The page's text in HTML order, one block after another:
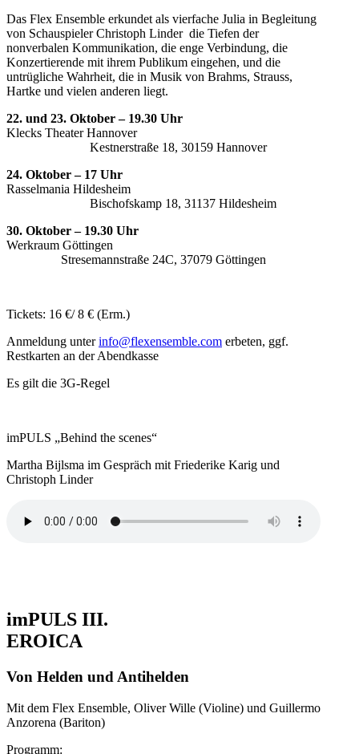
Das Flex Ensemble erkundet als vierfache Julia in Begleitung
von Schauspieler Christoph Linder die Tiefen der
nonverbalen Kommunikation, die enge Verbindung, die
Konzertierende mit ihrem Publikum eingehen, und die
untrügliche Wahrheit, die in Musik von Brahms, Strauss,
Hartke und vielen anderen liegt.
22. und 23. Oktober – 19.30 Uhr
Klecks Theater Hannover
Kestnerstraße 18, 30159 Hannover
24. Oktober – 17 Uhr
Rasselmania Hildesheim
Bischofskamp 18, 31137 Hildesheim
30. Oktober – 19.30 Uhr
Werkraum Göttingen
Stresemannstraße 24C, 37079 Göttingen
Tickets: 16 €/ 8 € (Erm.)
Anmeldung unterinfo@flexensemble.com erbeten, ggf.
Restkarten an der Abendkasse
Es gilt die 3G-Regel
imPULS „Behind the scenes“
Martha Bijlsma im Gespräch mit Friederike Karig und
Christoph Linder
imPULS III.
EROICA
Von Helden und Antihelden
Mit dem Flex Ensemble, Oliver Wille (Violine) und Guillermo
Anzorena (Bariton)
Programm: